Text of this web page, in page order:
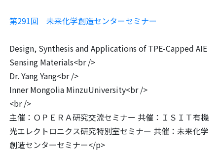
第291回 未来化学創造センターセミナー
Design, Synthesis and Applications of TPE-Capped AIE
Sensing Materials<br />
Dr. Yang Yang<br />
Inner Mongolia MinzuUniversity<br />
<br />
主催：ＯＰＥＲＡ研究交流セミナー 共催：ＩＳＩＴ有機
光エレクトロニクス研究特別室セミナー 共催：未来化学
創造センターセミナー</p>